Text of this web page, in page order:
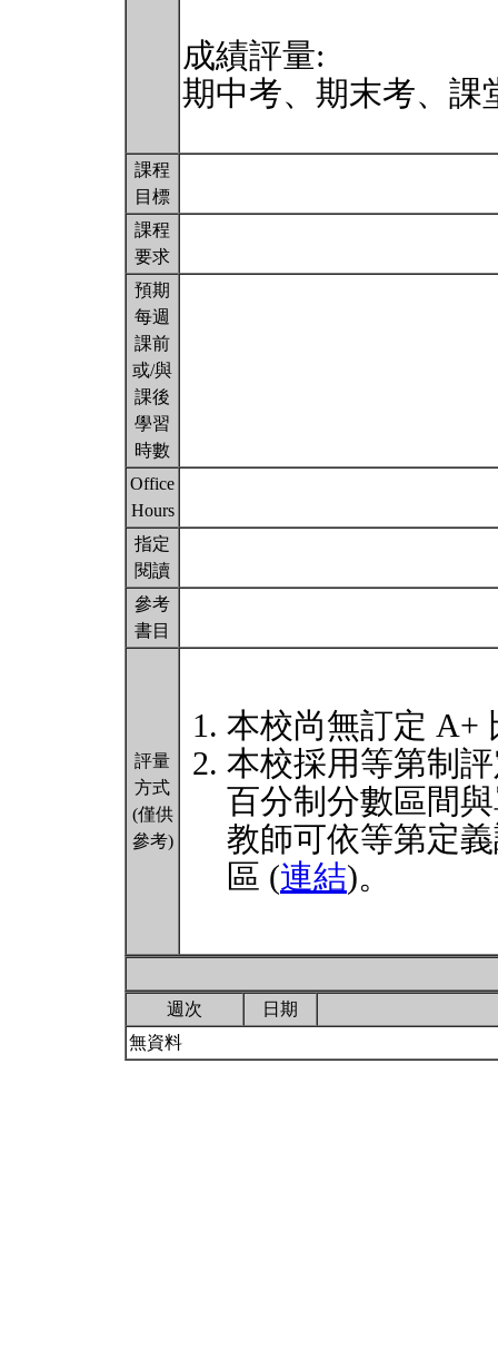
成績評量:
期中考、期末考、課
課程
目標
課程
要求
預期
每週
課前
或/與
課後
學習
時數
Office
Hours
指定
閱讀
參考
書目
評量
方式
(僅供
參考)
本校尚無訂定 A+
本校採用等第制
百分制分數區間
教師可依等第定
區 (連結)。
週次
日期
無資料